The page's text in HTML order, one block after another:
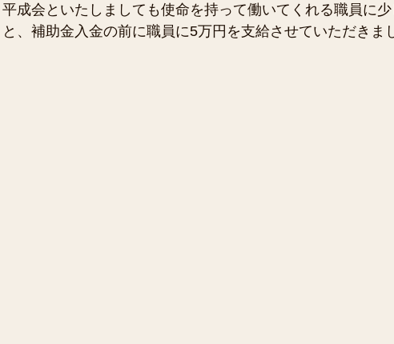
平成会といたしましても使命を持って働いてくれる職員に
と、補助金入金の前に職員に5万円を支給させていただきま